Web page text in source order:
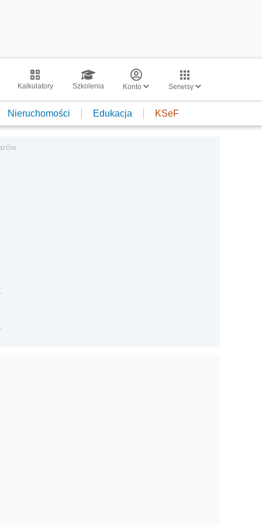
Kalkulatory Szkolenia Konto Serwisy
Nieruchomości Edukacja KSeF